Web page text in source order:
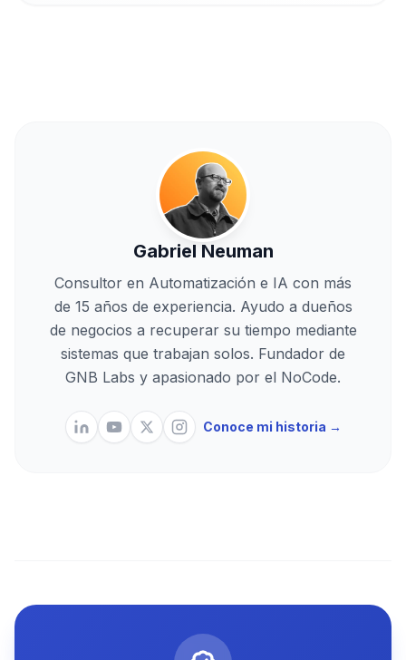
Gabriel Neuman
Consultor en Automatización e IA con más
de 15 años de experiencia. Ayudo a dueños
de negocios a recuperar su tiempo mediante
sistemas que trabajan solos. Fundador de
GNB Labs y apasionado por el NoCode.
Conoce mi historia →